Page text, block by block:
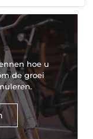
hoe u
de groei